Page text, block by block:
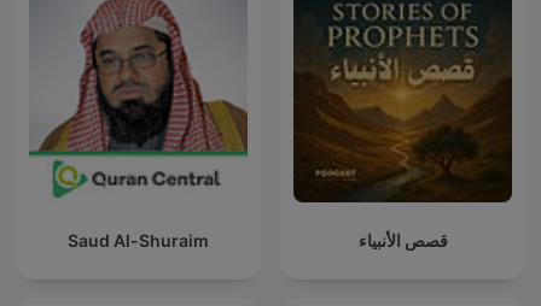
Saud Al-Shuraim قصص الأنبياء